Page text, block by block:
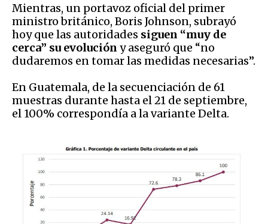
Mientras, un portavoz oficial del primer
ministro británico, Boris Johnson, subrayó
hoy que las autoridades siguen “muy de
cerca” su evolución y aseguró que “no
dudaremos en tomar las medidas necesarias”.
En Guatemala, de la secuenciación de 61
muestras durante hasta el 21 de septiembre,
el 100% correspondía a la variante Delta.